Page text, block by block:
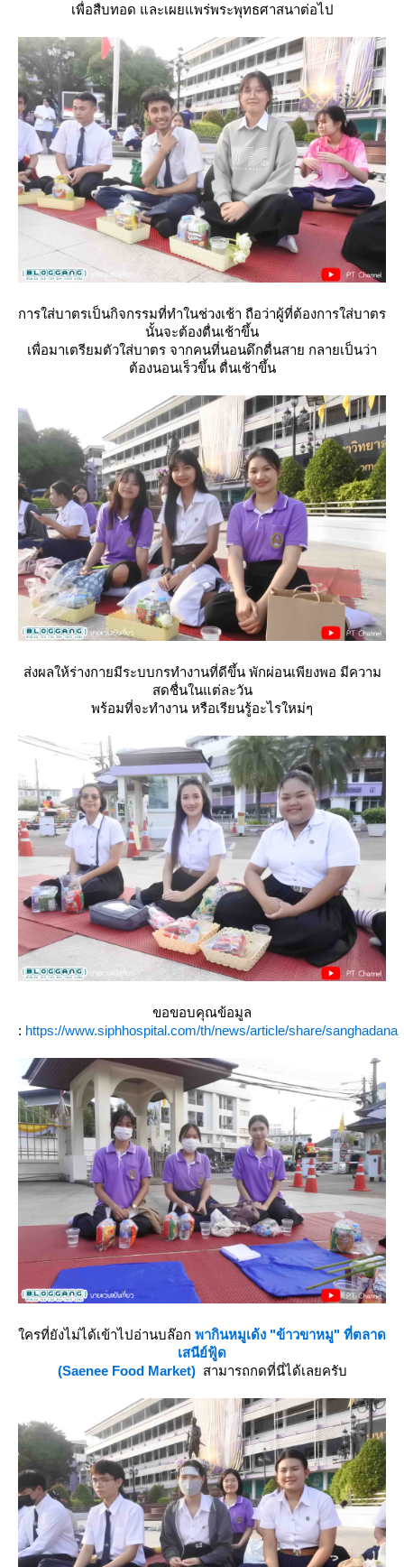
เพื่อสืบทอด และเผยแพร่พระพุทธศาสนาต่อไป
การใส่บาตรเป็นกิจกรรมที่ทำในช่วงเช้า ถือว่าผู้ที่ต้องการใส่บาตร
นั้นจะต้องตื่นเช้าขึ้น
เพื่อมาเตรียมตัวใส่บาตร จากคนที่นอนดึกตื่นสาย กลายเป็นว่า
ต้องนอนเร็วขึ้น ตื่นเช้าขึ้น
ส่งผลให้ร่างกายมีระบบกรทำงานที่ดีขึ้น พักผ่อนเพียงพอ มีความ
สดชื่นในแต่ละวัน
พร้อมที่จะทำงาน หรือเรียนรู้อะไรใหม่ๆ
ขอขอบคุณข้อมูล
: https://www.siphhospital.com/th/news/article/share/sanghadana
ครที่ยังไม่ได้เข้าไปอ่านบล๊อก พากินหมูเด้ง "ข้าวขาหมู" ที่ตลาด
เสนีย์ฟู้ด
(Saenee Food Market) สามารถกดที่นี่ได้เลยครับ